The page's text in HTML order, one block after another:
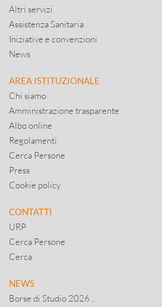
Altri servizi
Assistenza Sanitaria
Iniziative e convenzioni
News
AREA ISTITUZIONALE
Chi siamo
Amministrazione trasparente
Albo online
Regolamenti
Cerca Persone
Press
Cookie policy
CONTATTI
URP
Cerca Persone
Cerca
NEWS
Borse di Studio 2026 ..